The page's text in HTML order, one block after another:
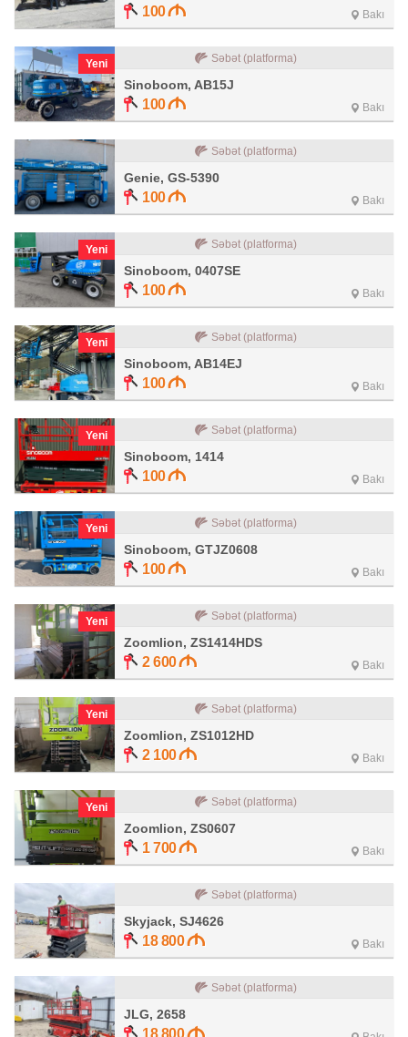
100 Bakı
Yeni Səbət (platforma)
Sinoboom, AB15J
100 Bakı
Səbət (platforma)
Genie, GS-5390
100 Bakı
Yeni Səbət (platforma)
Sinoboom, 0407SE
100 Bakı
Yeni Səbət (platforma)
Sinoboom, AB14EJ
100 Bakı
Yeni Səbət (platforma)
Sinoboom, 1414
100 Bakı
Yeni Səbət (platforma)
Sinoboom, GTJZ0608
100 Bakı
Yeni Səbət (platforma)
Zoomlion, ZS1414HDS
2 600 Bakı
Yeni Səbət (platforma)
Zoomlion, ZS1012HD
2 100 Bakı
Yeni Səbət (platforma)
Zoomlion, ZS0607
1 700 Bakı
Səbət (platforma)
Skyjack, SJ4626
18 800 Bakı
Səbət (platforma)
JLG, 2658
18 800